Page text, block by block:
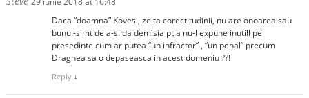
Daca “doamna” Kovesi, zeita corectitudinii, nu are onoarea sau
bunul-simt de a-si da demisia pt a nu-l expune inutill pe
presedinte cum ar putea “un infractor” , “un penal” precum
Dragnea sa o depaseasca in acest domeniu ??!
Reply ↓